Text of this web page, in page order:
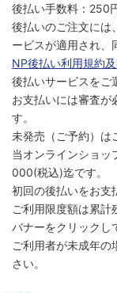
後払い手数料：250
後払いのご注文には、
ービスが適用され、
NP後払い利用規約
後払いサービスをご
お支払いには審査
す。
未発売（ご予約）は
当オンラインショッ
000(税込)迄です。
初回の後払いをお支
ご利用限度額は累
バナーをクリックし
ご利用者が未成年の
さい。